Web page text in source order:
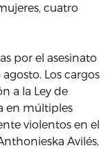
cuatro
por el asesinato
Los cargos
a la Ley de
en múltiples
violentos en el
Avilés,